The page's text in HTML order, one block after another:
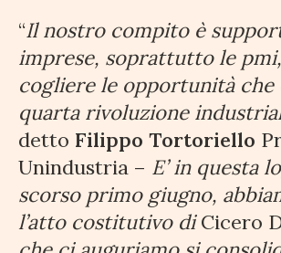
“Il nostro compito è
imprese, soprattutto le
cogliere le opportunità che
quarta rivoluzione
detto Filippo Tortoriello
Unindustria – E’ in questa
scorso primo giugno,
l’atto costitutivo diCicero